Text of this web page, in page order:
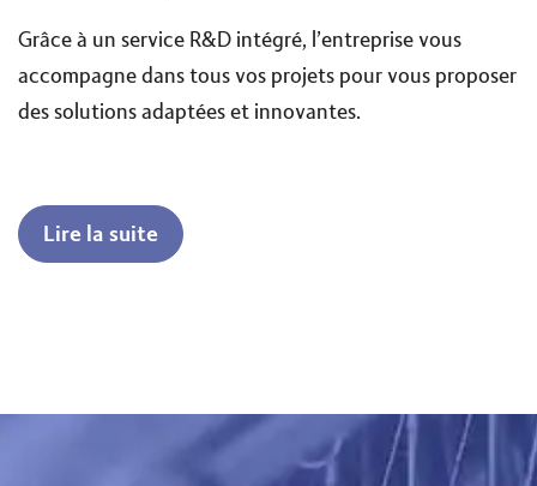
Grâce à un service R&D intégré, l’entreprise vous
accompagne dans tous vos projets pour vous proposer
des solutions adaptées et innovantes.
Lire la suite